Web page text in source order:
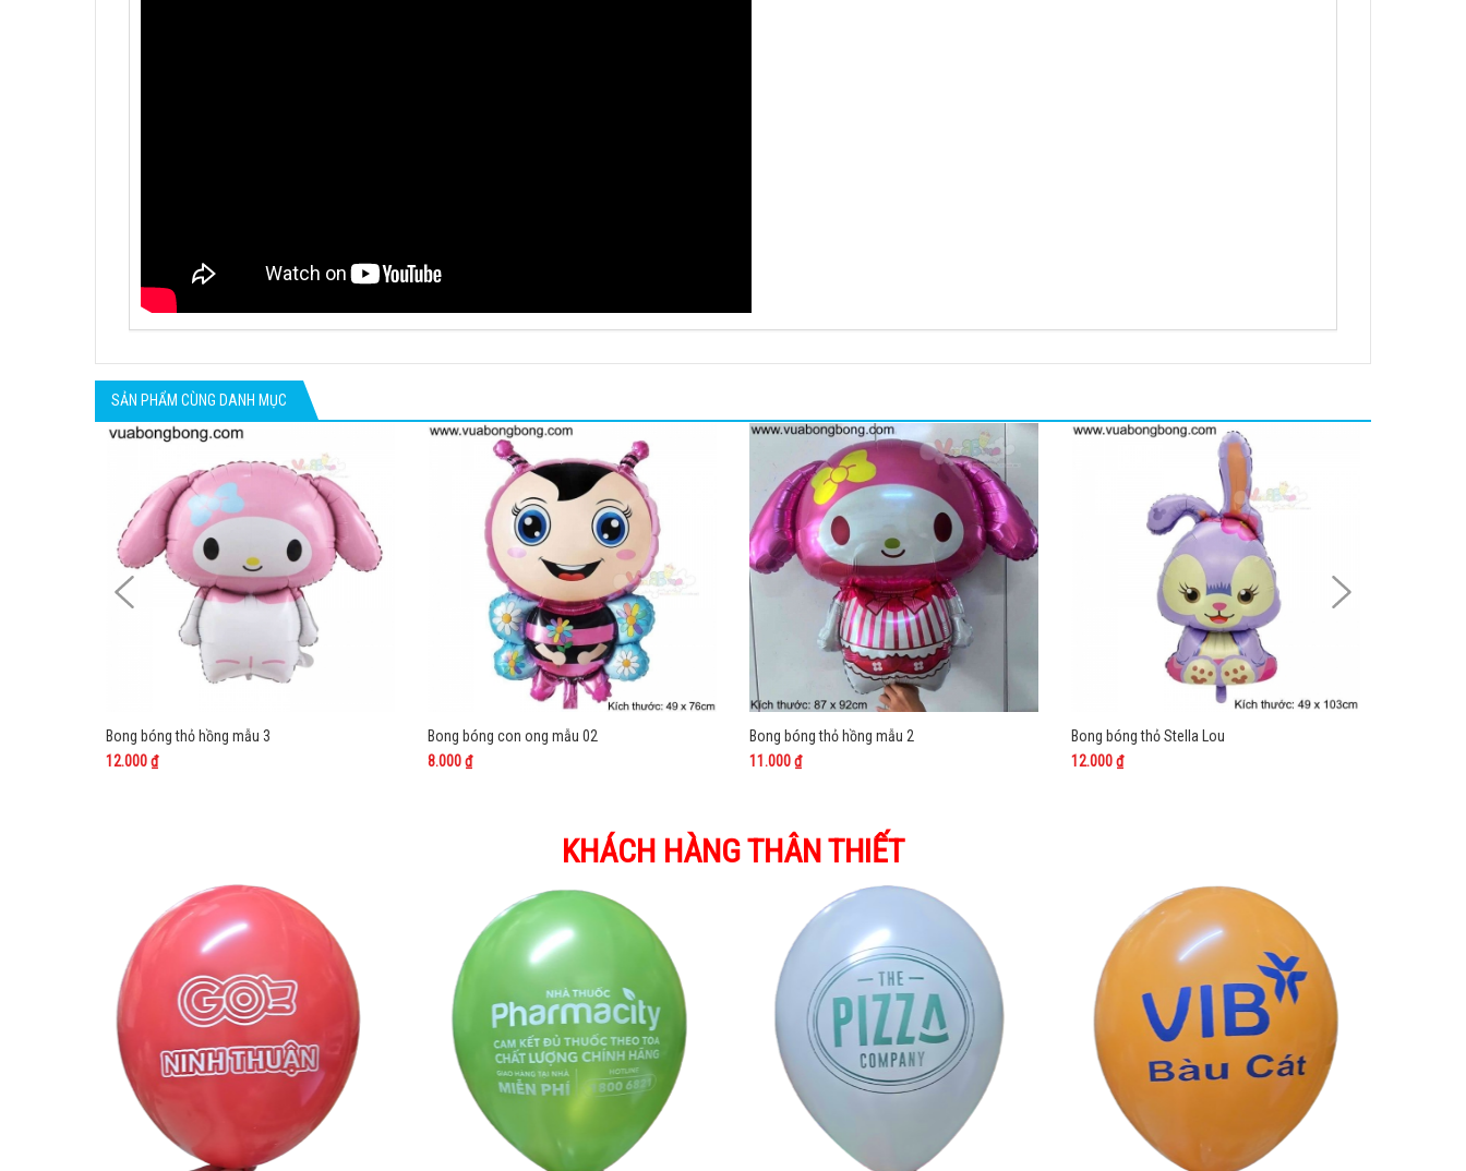
SẢN PHẨM CÙNG DANH MỤC
Bong bóng thỏ hồng mẫu 3
12.000 ₫
Bong bóng con ong mẫu 02
8.000 ₫
Bong bóng thỏ hồng mẫu 2
11.000 ₫
Bong bóng thỏ Stella Lou
12.000 ₫
KHÁCH HÀNG THÂN THIẾT